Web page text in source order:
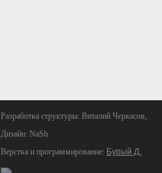
Разработка структуры: Виталий Черкасов,
Дизайн: NaSh
Верстка и программирование: Бурый Д.